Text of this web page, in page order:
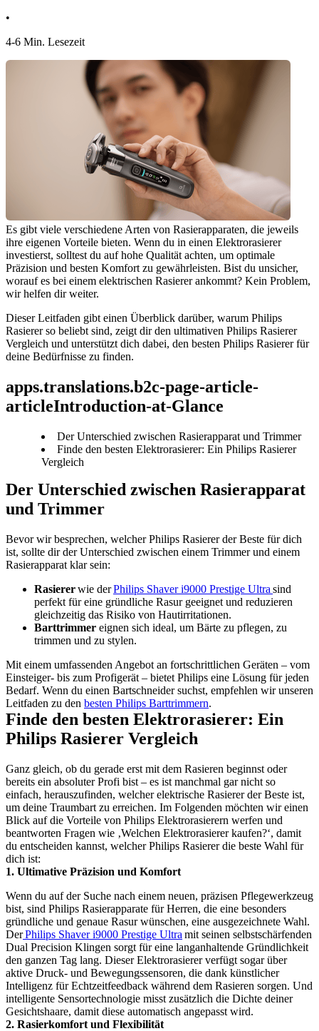
•
4-6 Min. Lesezeit
Es gibt viele verschiedene Arten von Rasierapparaten, die jeweils
ihre eigenen Vorteile bieten. Wenn du in einen Elektrorasierer
investierst, solltest du auf hohe Qualität achten, um optimale
Präzision und besten Komfort zu gewährleisten. Bist du unsicher,
worauf es bei einem elektrischen Rasierer ankommt? Kein Problem,
wir helfen dir weiter.
Dieser Leitfaden gibt einen Überblick darüber, warum Philips
Rasierer so beliebt sind, zeigt dir den ultimativen Philips Rasierer
Vergleich und unterstützt dich dabei, den besten Philips Rasierer für
deine Bedürfnisse zu finden.
apps.translations.b2c-page-article-
articleIntroduction-at-Glance
Der Unterschied zwischen Rasierapparat und Trimmer
Finde den besten Elektrorasierer: Ein Philips Rasierer
Vergleich
Der Unterschied zwischen Rasierapparat
und Trimmer
Bevor wir besprechen, welcher Philips Rasierer der Beste für dich
ist, sollte dir der Unterschied zwischen einem Trimmer und einem
Rasierapparat klar sein:
Rasierer wie der Philips Shaver i9000 Prestige Ultra sind
perfekt für eine gründliche Rasur geeignet und reduzieren
gleichzeitig das Risiko von Hautirritationen.
Barttrimmer eignen sich ideal, um Bärte zu pflegen, zu
trimmen und zu stylen.
Mit einem umfassenden Angebot an fortschrittlichen Geräten – vom
Einsteiger- bis zum Profigerät – bietet Philips eine Lösung für jeden
Bedarf. Wenn du einen Bartschneider suchst, empfehlen wir unseren
Leitfaden zu den besten Philips Barttrimmern.
Finde den besten Elektrorasierer: Ein
Philips Rasierer Vergleich
Ganz gleich, ob du gerade erst mit dem Rasieren beginnst oder
bereits ein absoluter Profi bist – es ist manchmal gar nicht so
einfach, herauszufinden, welcher elektrische Rasierer der Beste ist,
um deine Traumbart zu erreichen. Im Folgenden möchten wir einen
Blick auf die Vorteile von Philips Elektrorasierern werfen und
beantworten Fragen wie ‚Welchen Elektrorasierer kaufen?‘, damit
du entscheiden kannst, welcher Philips Rasierer die beste Wahl für
dich ist:
1. Ultimative Präzision und Komfort
Wenn du auf der Suche nach einem neuen, präzisen Pflegewerkzeug
bist, sind Philips Rasierapparate für Herren, die eine besonders
gründliche und genaue Rasur wünschen, eine ausgezeichnete Wahl.
Der Philips Shaver i9000 Prestige Ultra mit seinen selbstschärfenden
Dual Precision Klingen sorgt für eine langanhaltende Gründlichkeit
den ganzen Tag lang. Dieser Elektrorasierer verfügt sogar über
aktive Druck- und Bewegungssensoren, die dank künstlicher
Intelligenz für Echtzeitfeedback während dem Rasieren sorgen. Und
intelligente Sensortechnologie misst zusätzlich die Dichte deiner
Gesichtshaare, damit diese automatisch angepasst wird.
2. Rasierkomfort und Flexibilität